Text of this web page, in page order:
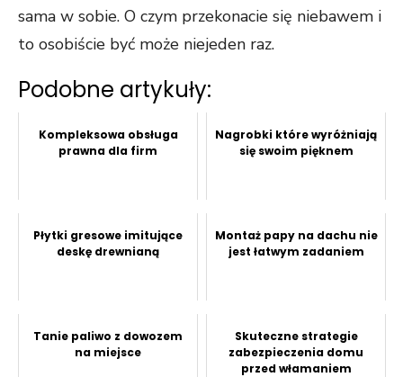
sama w sobie. O czym przekonacie się niebawem i
to osobiście być może niejeden raz.
Podobne artykuły:
Kompleksowa obsługa
prawna dla firm
Nagrobki które wyróżniają
się swoim pięknem
Płytki gresowe imitujące
deskę drewnianą
Montaż papy na dachu nie
jest łatwym zadaniem
Tanie paliwo z dowozem
na miejsce
Skuteczne strategie
zabezpieczenia domu
przed włamaniem